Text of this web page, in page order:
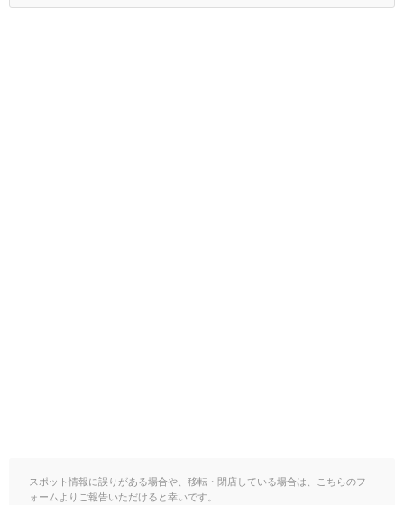
スポット情報に誤りがある場合や、移転・閉店している場合は、こちらのフ
ォームよりご報告いただけると幸いです。